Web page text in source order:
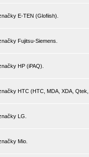
E-TEN (Glofiish).
Fujitsu-Siemens.
HP (iPAQ).
HTC (HTC, MDA, XDA,
LG.
Mio.